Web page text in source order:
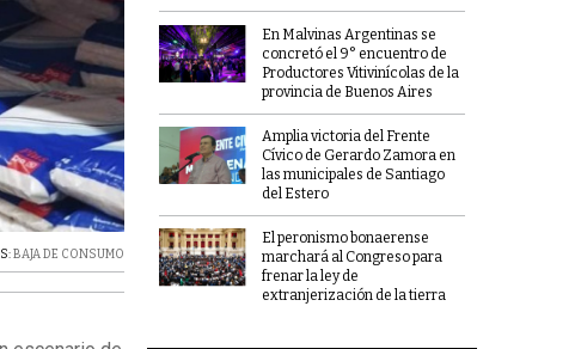
BAJA DE CONSUMO
En Malvinas Argentinas se
concretó el 9° encuentro de
Productores Vitivinícolas de la
provincia de Buenos Aires
Amplia victoria del Frente
Cívico de Gerardo Zamora en
las municipales de Santiago
del Estero
El peronismo bonaerense
marchará al Congreso para
frenar la ley de
extranjerización de la tierra